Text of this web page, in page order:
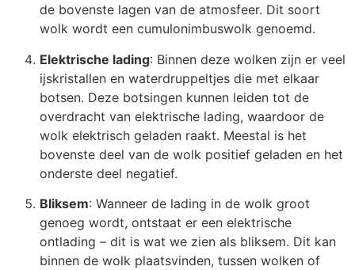
de bovenste lagen van de atmosfeer. Dit soort
wolk wordt een cumulonimbuswolk genoemd.
Elektrische lading: Binnen deze wolken zijn er veel
ijskristallen en waterdruppeltjes die met elkaar
botsen. Deze botsingen kunnen leiden tot de
overdracht van elektrische lading, waardoor de
wolk elektrisch geladen raakt. Meestal is het
bovenste deel van de wolk positief geladen en het
onderste deel negatief.
Bliksem: Wanneer de lading in de wolk groot
genoeg wordt, ontstaat er een elektrische
ontlading – dit is wat we zien als bliksem. Dit kan
binnen de wolk plaatsvinden, tussen wolken of